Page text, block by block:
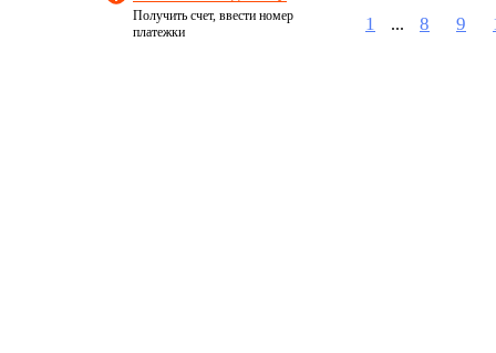
Получить счет, ввести номер
платежки
1 ... 8 9